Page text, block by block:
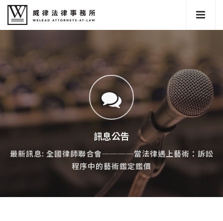
訊息公告
最新訊息: 全國律師聯合會────當法律遇上藝術：訴訟
程序中的藝術鑑定鑑價